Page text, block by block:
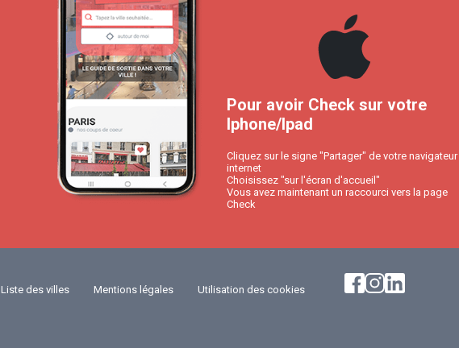
Pour avoir Check sur votre
Iphone/Ipad
Cliquez sur le signe "Partager" de votre navigateur
internet
Choisissez "sur l'écran d'accueil"
Vous avez maintenant un raccourci vers la page
Check
Liste des villes Mentions légales Utilisation des cookies